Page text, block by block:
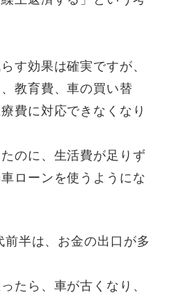
す効果は確実ですが、
教育費、車の買い替
費に対応できなくなり
のに、生活費が足りず
ローンを使うようにな
半は、お金の出口が多
たら、車が古くなり、